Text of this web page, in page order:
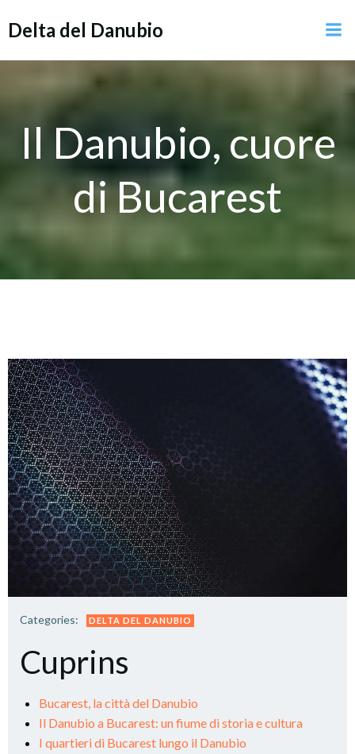
Delta del Danubio
Il Danubio, cuore
di Bucarest
Categories: DELTA DEL DANUBIO
Cuprins
Bucarest, la città del Danubio
Il Danubio a Bucarest: un fiume di storia e cultura
I quartieri di Bucarest lungo il Danubio